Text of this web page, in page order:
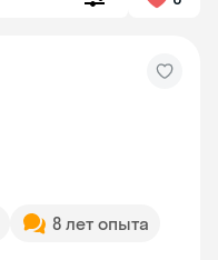
8 лет опыта